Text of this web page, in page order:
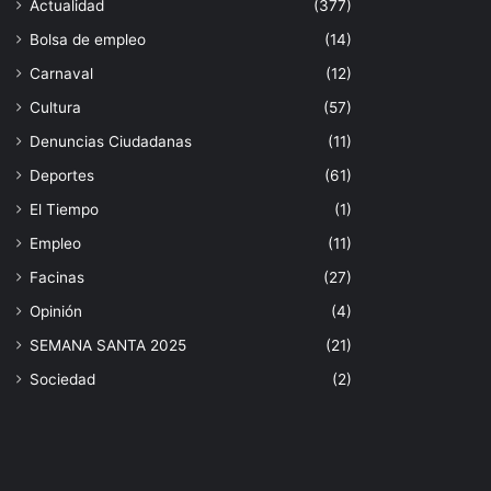
Actualidad
(377)
Bolsa de empleo
(14)
Carnaval
(12)
Cultura
(57)
Denuncias Ciudadanas
(11)
Deportes
(61)
El Tiempo
(1)
Empleo
(11)
Facinas
(27)
Opinión
(4)
SEMANA SANTA 2025
(21)
Sociedad
(2)